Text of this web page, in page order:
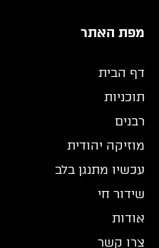
מפת האתר
דף הבית
תוכניות
רבנים
מוזיקה יהודית
עכשיו מתנגן בלב
שידור חי
אודות
צרו קשר